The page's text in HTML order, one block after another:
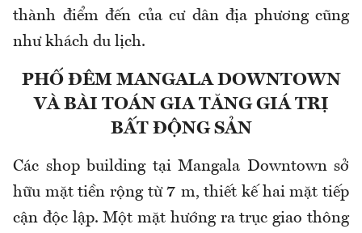
thành điểm đến của cư dân địa phương cũng
như khách du lịch.
PHỐ ĐÊM MANGALA DOWNTOWN
VÀ BÀI TOÁN GIA TĂNG GIÁ TRỊ
BẤT ĐỘNG SẢN
Các shop building tại Mangala Downtown sở
hữu mặt tiền rộng từ 7 m, thiết kế hai mặt tiếp
cận độc lập. Một mặt hướng ra trục giao thông